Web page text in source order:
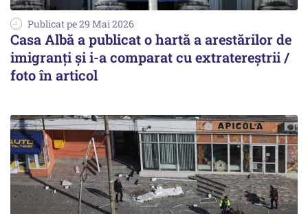
Publicat pe 29 Mai 2026
Casa Albă a publicat o hartă a arestărilor de
imigranți și i-a comparat cu extratereștrii /
foto în articol